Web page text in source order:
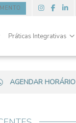
Práticas Integrativas
AGENDAR HORÁRIO